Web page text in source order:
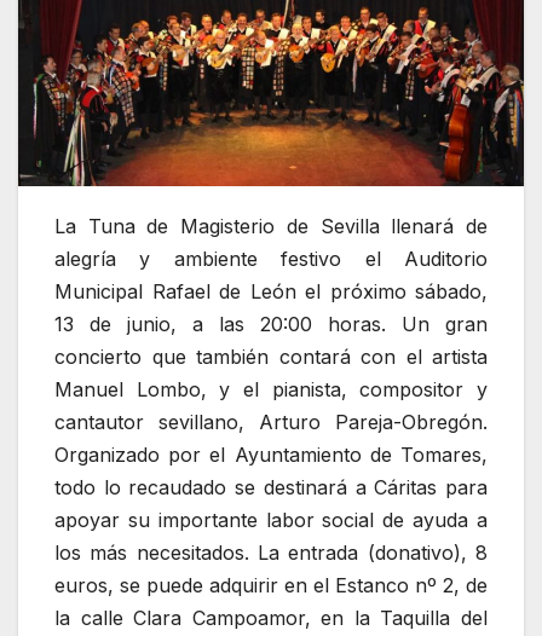
La Tuna de Magisterio de Sevilla llenará de
alegría y ambiente festivo el Auditorio
Municipal Rafael de León el próximo sábado,
13 de junio, a las 20:00 horas. Un gran
concierto que también contará con el artista
Manuel Lombo, y el pianista, compositor y
cantautor sevillano, Arturo Pareja-Obregón.
Organizado por el Ayuntamiento de Tomares,
todo lo recaudado se destinará a Cáritas para
apoyar su importante labor social de ayuda a
los más necesitados. La entrada (donativo), 8
euros, se puede adquirir en el Estanco nº 2, de
la calle Clara Campoamor, en la Taquilla del